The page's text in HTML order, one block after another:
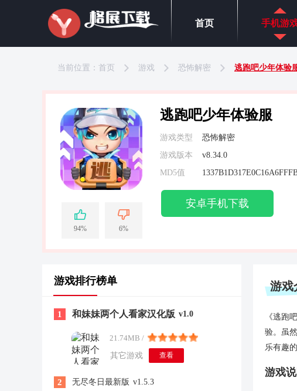
首页 手机游
当前位置： 首页 游戏 恐怖解密 逃跑吧少年体验
94% 6%
逃跑吧少年体验服
游戏类型 恐怖解密
游戏版本
v8.34.0
MD5值
安卓手机下载
游戏排行榜单
1 和妹妹两个人看家汉化版 v1.0
21.74MB /
其它游戏
查看
2 无尽冬日最新版 v1.5.3
游戏
《逃跑
验。虽
乐有趣
游戏